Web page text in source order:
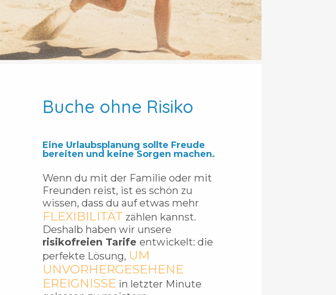
Buche ohne Risiko
Eine Urlaubsplanung sollte Freude
bereiten und keine Sorgen machen.
Wenn du mit der Familie oder mit
Freunden reist, ist es schön zu
wissen, dass du auf etwas mehr
FLEXIBILITÄT zählen kannst.
Deshalb haben wir unsere
risikofreien Tarife entwickelt: die
perfekte Lösung, UM
UNVORHERGESEHENE
EREIGNISSE in letzter Minute